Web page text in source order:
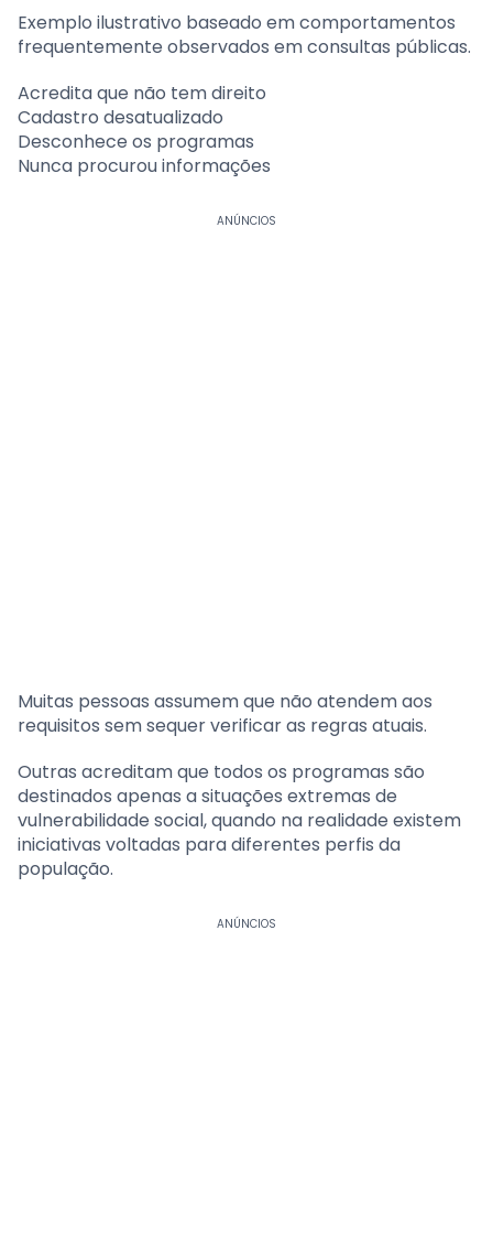
Exemplo ilustrativo baseado em comportamentos
frequentemente observados em consultas públicas.
Acredita que não tem direito
Cadastro desatualizado
Desconhece os programas
Nunca procurou informações
ANÚNCIOS
Muitas pessoas assumem que não atendem aos
requisitos sem sequer verificar as regras atuais.
Outras acreditam que todos os programas são
destinados apenas a situações extremas de
vulnerabilidade social, quando na realidade existem
iniciativas voltadas para diferentes perfis da
população.
ANÚNCIOS